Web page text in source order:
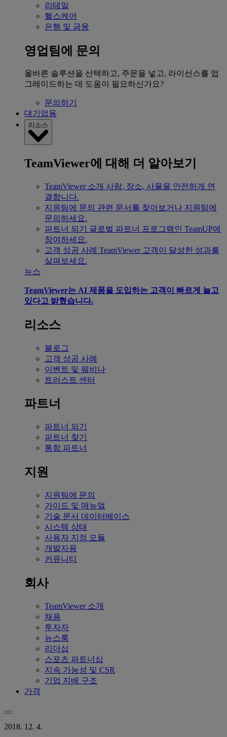
리테일
헬스케어
은행 및 금융
영업팀에 문의
올바른 솔루션을 선택하고, 주문을 넣고, 라이선스를 업
그레이드하는 데 도움이 필요하신가요?
문의하기
대기업용
리소스
TeamViewer에 대해 더 알아보기
TeamViewer 소개 사람, 장소, 사물을 안전하게 연
결합니다.
지원팀에 문의 관련 문서를 찾아보거나 지원팀에
문의하세요.
파트너 되기
글로벌 파트너 프로그램인 TeamUP에
참여하세요.
고객 성공 사례 TeamViewer 고객이 달성한 성과를
살펴보세요.
뉴스
TeamViewer는 AI 제품을 도입하는 고객이 빠르게 늘고
있다고 밝혔습니다.
리소스
블로그
고객 성공 사례
이벤트 및 웨비나
트러스트 센터
파트너
파트너 되기
파트너 찾기
통합 파트너
지원
지원팀에 문의
가이드 및 매뉴얼
기술 문서 데이터베이스
시스템 상태
사용자 지정 모듈
개발자용
커뮤니티
회사
TeamViewer 소개
채용
투자자
뉴스룸
리더십
스포츠 파트너십
지속 가능성 및 CSR
기업 지배 구조
가격
2018. 12. 4.